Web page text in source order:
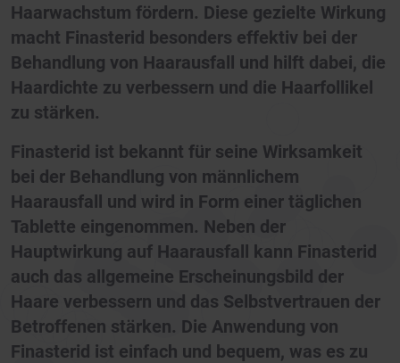
Haarwachstum fördern. Diese gezielte Wirkung
macht Finasterid besonders effektiv bei der
Behandlung von Haarausfall und hilft dabei, die
Haardichte zu verbessern und die Haarfollikel
zu stärken.
Finasterid ist bekannt für seine Wirksamkeit
bei der Behandlung von männlichem
Haarausfall und wird in Form einer täglichen
Tablette eingenommen. Neben der
Hauptwirkung auf Haarausfall kann Finasterid
auch das allgemeine Erscheinungsbild der
Haare verbessern und das Selbstvertrauen der
Betroffenen stärken. Die Anwendung von
Finasterid ist einfach und bequem, was es zu